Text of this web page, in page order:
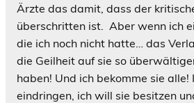
Ärzte das damit, dass der
überschritten ist.
Aber wenn ich
die ich noch nicht hatte… das
die Geilheit auf sie so
haben! Und ich bekomme sie alle!
eindringen, ich will sie besitzen